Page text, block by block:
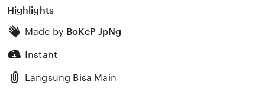
Highlights
Made by BoKeP JpNg
Instant
Langsung Bisa Main